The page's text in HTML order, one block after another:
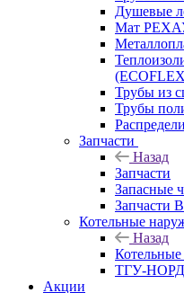
Душевые
Мат
Трубы из
Трубы
Запчасти
Назад
Запчасти
Запасные
Запчасти
Котельные
Назад
ТГУ-НОРД
Акции